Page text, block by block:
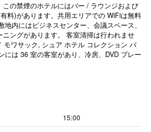
この禁煙のホテルにはバー / ラウンジおよび
料)があります。共用エリアでの WiFiは無料
地内にはビジネスセンター、会議スペース、
ニングがあります。 客室清掃は行われませ
モワサック, シュア ホテル コレクション バ
には 36 室の客室があり、冷房、DVD プレー
15:00